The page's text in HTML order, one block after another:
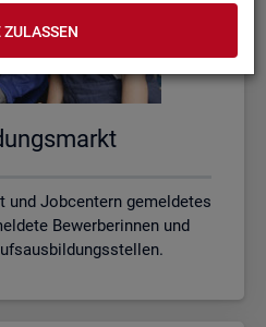
und Jobcentern gemeldetes
Bewerberinnen und